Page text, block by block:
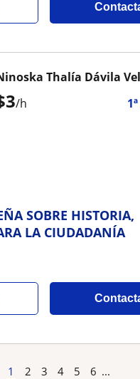
3/h
Thalía Dávila
SOBRE HISTORIA,
LA CIUDADANÍA
1 2 3 4 5 6 ...